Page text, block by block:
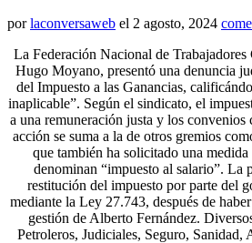
porlaconversaweb el 2 agosto, 2024
La Federación Nacional de
Hugo Moyano, presentó una denuncia
del Impuesto a las Ganancias,
inaplicable”. Según el sindicato, el
a una remuneración justa y los convenios
acción se suma a la de otros gremios
que también ha solicitado una
denominan “impuesto al salario”. La
restitución del impuesto por parte del
mediante la Ley 27.743, después de
gestión de Alberto Fernández.
Petroleros, Judiciales, Seguro, Sanidad,